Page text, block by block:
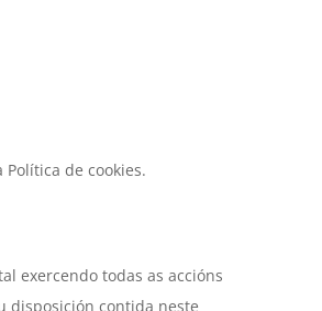
de cookies.
exercendo todas as accións
disposición contida neste